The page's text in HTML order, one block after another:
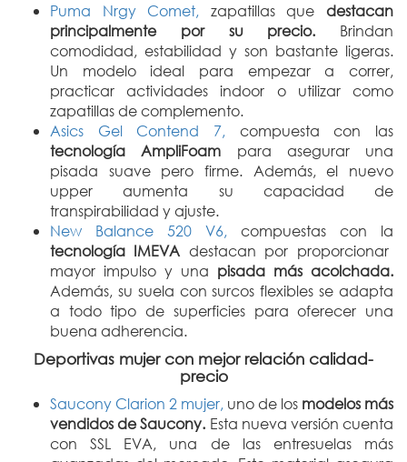
Puma Nrgy Comet, zapatillas que destacan
principalmente por su precio. Brindan
comodidad, estabilidad y son bastante ligeras.
Un modelo ideal para empezar a correr,
practicar actividades indoor o utilizar como
zapatillas de complemento.
Asics Gel Contend 7, compuesta con las
tecnología AmpliFoam para asegurar una
pisada suave pero firme. Además, el nuevo
upper aumenta su capacidad de
transpirabilidad y ajuste.
New Balance 520 V6, compuestas con la
tecnología IMEVA destacan por proporcionar
mayor impulso y una pisada más acolchada.
Además, su suela con surcos flexibles se adapta
a todo tipo de superficies para oferecer una
buena adherencia.
Deportivas mujer con mejor relación calidad-
precio
Saucony Clarion 2 mujer, uno de los modelos más
vendidos de Saucony. Esta nueva versión cuenta
con SSL EVA, una de las entresuelas más